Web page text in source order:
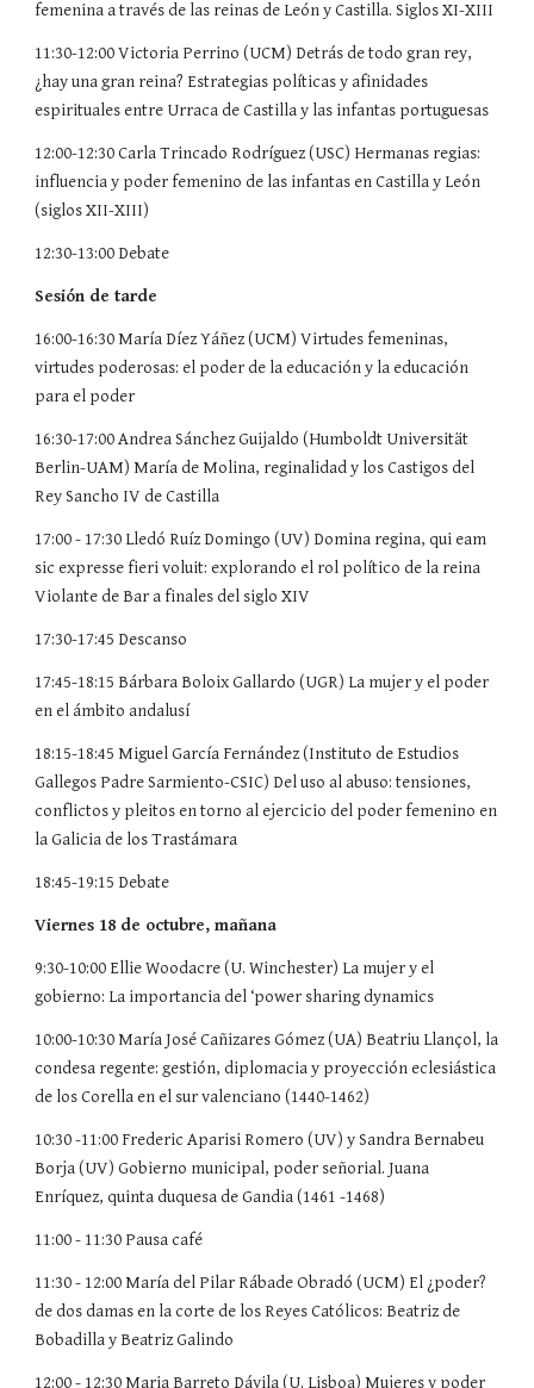
femenina a través de las reinas de León y Castilla. Siglos XI-XIII
11:30-12:00 Victoria Perrino (UCM) Detrás de todo gran rey,
¿hay una gran reina? Estrategias políticas y afinidades
espirituales entre Urraca de Castilla y las infantas portuguesas
12:00-12:30 Carla Trincado Rodríguez (USC) Hermanas regias:
influencia y poder femenino de las infantas en Castilla y León
(siglos XII-XIII)
12:30-13:00 Debate
Sesión de tarde
16:00-16:30 María Díez Yáñez (UCM) Virtudes femeninas,
virtudes poderosas: el poder de la educación y la educación
para el poder
16:30-17:00 Andrea Sánchez Guijaldo (Humboldt Universität
Berlin-UAM) María de Molina, reginalidad y los Castigos del
Rey Sancho IV de Castilla
17:00 - 17:30 Lledó Ruíz Domingo (UV) Domina regina, qui eam
sic expresse fieri voluit: explorando el rol político de la reina
Violante de Bar a finales del siglo XIV
17:30-17:45 Descanso
17:45-18:15 Bárbara Boloix Gallardo (UGR) La mujer y el poder
en el ámbito andalusí
18:15-18:45Miguel García Fernández (Instituto de Estudios
Gallegos Padre Sarmiento-CSIC) Del uso al abuso: tensiones,
conflictos y pleitos en torno al ejercicio del poder femenino en
la Galicia de los Trastámara
18:45-19:15 Debate
Viernes 18 de octubre, mañana
9:30-10:00 Ellie Woodacre (U. Winchester) La mujer y el
gobierno: La importancia del ‘power sharing dynamics
10:00-10:30 María José Cañizares Gómez (UA) Beatriu Llançol, la
condesa regente: gestión, diplomacia y proyección eclesiástica
de los Corella en el sur valenciano (1440-1462)
10:30 -11:00 Frederic Aparisi Romero (UV) y Sandra Bernabeu
Borja (UV) Gobierno municipal, poder señorial. Juana
Enríquez, quinta duquesa de Gandia (1461 -1468)
11:00 - 11:30 Pausa café
11:30 - 12:00 María del Pilar Rábade Obradó (UCM) El ¿poder?
de dos damas en la corte de los Reyes Católicos: Beatriz de
Bobadilla y Beatriz Galindo
12:00 - 12:30 Maria Barreto Dávila (U. Lisboa) Mujeres y poder